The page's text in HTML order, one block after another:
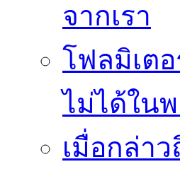
จากเรา
โฟลมิเต
ไม่ได้ใน
เมื่อกล่า